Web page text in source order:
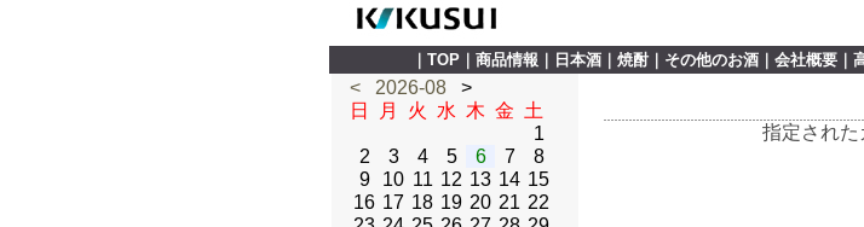
TOP 商品情報 日本酒 焼酎｜ その他のお酒 会社概要
指定された
< 2026-08 >
日
月 火 水 木 金 土
1
2
3 4 5 6 7
8
9
10 11 12 13 14 15
16 17 18 19 20 21 22